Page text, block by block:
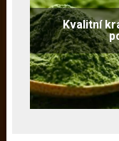
Kvalitní